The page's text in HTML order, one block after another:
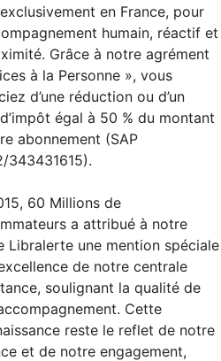
en France, pour
humain, réactif et
Grâce à notre agrément
à la Personne », vous
d’une réduction ou d’un
égal à 50 % du montant
abonnement (SAP
343431615).
60 Millions de
a attribué à notre
Libralerte une mention spéciale
de notre centrale
soulignant la qualité de
Cette
reste le reflet de notre
et de notre engagement,